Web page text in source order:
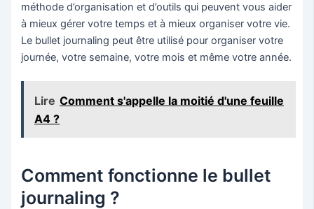
méthode d’organisation et d’outils qui peuvent vous aider
à mieux gérer votre temps et à mieux organiser votre vie.
Le bullet journaling peut être utilisé pour organiser votre
journée, votre semaine, votre mois et même votre année.
Lire Comment s'appelle la moitié d'une feuille
A4 ?
Comment fonctionne le bullet
journaling ?